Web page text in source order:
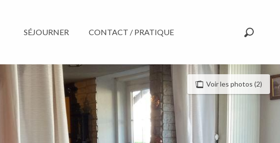
SÉJOURNER CONTACT / PRATIQUE
Voir les photos (2)